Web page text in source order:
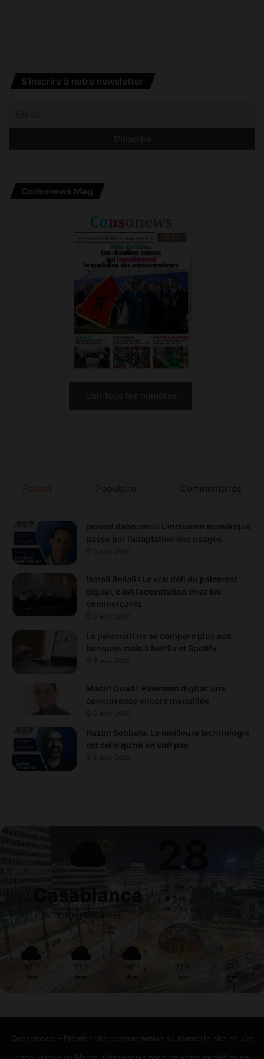
S’inscrire à notre newsletter
Consonews Mag
Récent Populaire Commentaires
jaouad dabounou: L’inclusion numérique
passe par l’adaptation des usages
Ismail Bellali : Le vrai défi du paiement
digital, c’est l’acceptation chez les
commerçants
Le paiement ne se compare plus aux
banques mais à Netflix et Spotify
Madih Ouadi: Paiement digital: une
concurrence encore maquillée
Hazim Sebbata: La meilleure technologie
est celle qu’on ne voit pas
Casablanca
Nuages Dispersés
28
30º - 26º
69%
2.68 km/h
30
ven
31
sam
26
dim
27
lun
27
Consonews – Premier site consommation au MarocUn site et une